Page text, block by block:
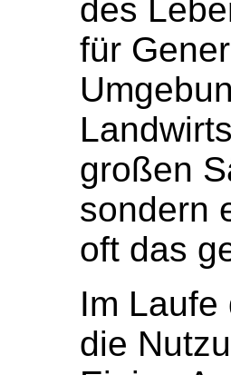
des
für
großen
sondern
oft das
Im
die